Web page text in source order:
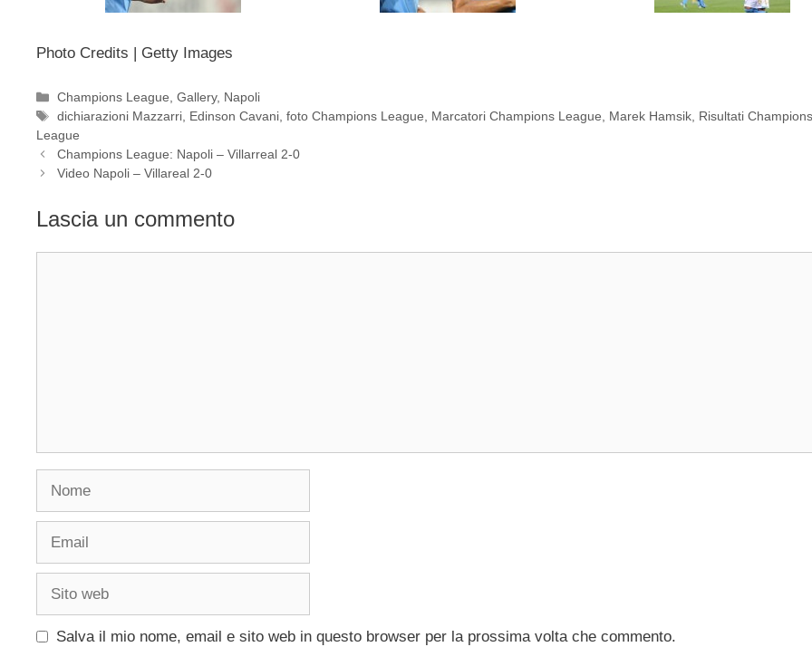
Photo Credits | Getty Images
Categorie
Champions League,Gallery, Napoli
Tag
dichiarazioni Mazzarri, Edinson Cavani,foto Champions League, Marcatori Champions League, Marek Hamsik, Risultati Champions
League
Champions League: Napoli – Villarreal 2-0
Video Napoli – Villareal 2-0
Lascia un commento
Nome
Email
Sito
Salva il mio nome, email e sito web in questo browser per la prossima volta che commento.